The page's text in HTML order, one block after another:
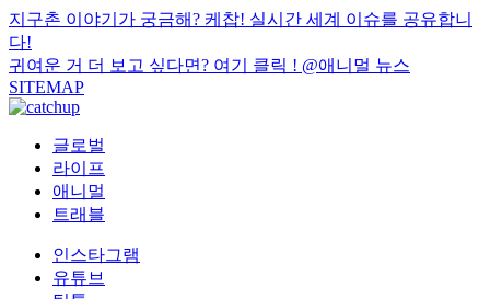
지구촌 이야기가 궁금해? 케찹! 실시간 세계 이슈를 공유합니
다!
귀여운 거 더 보고 싶다면? 여기 클릭 ! @애니멀 뉴스
SITEMAP
글로벌
라이프
애니멀
트래블
인스타그램
유튜브